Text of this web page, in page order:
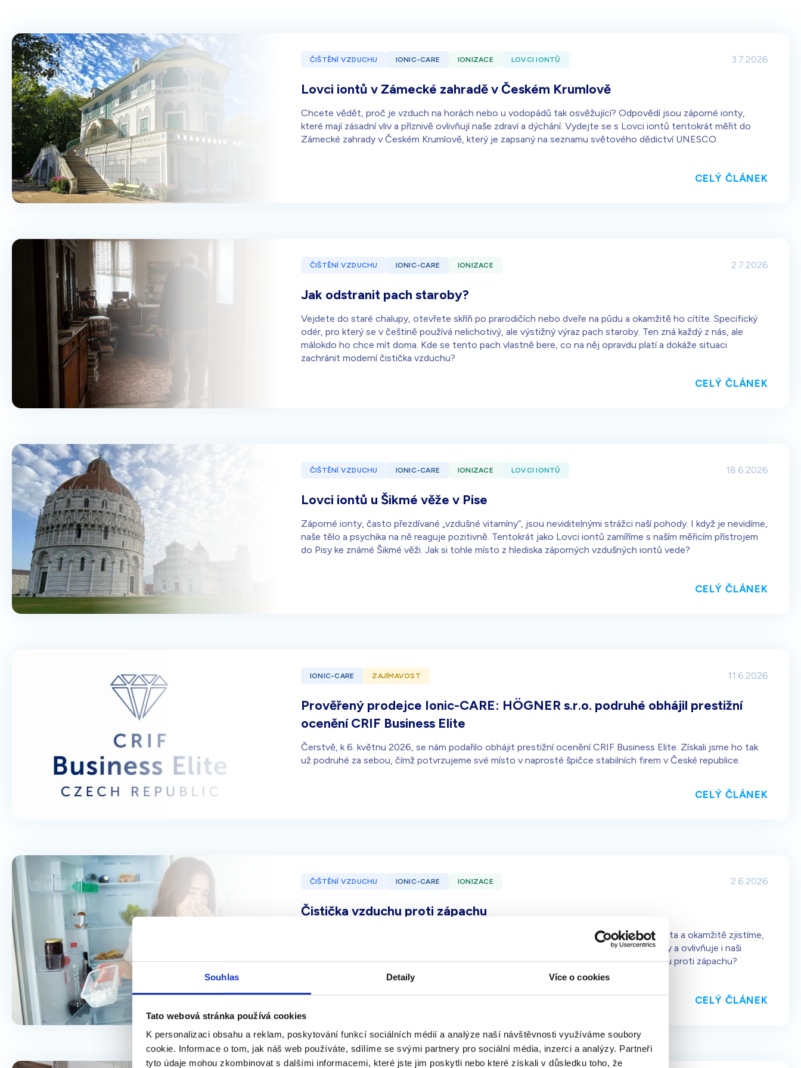
Souhlas Detaily Více o cookies
Tato webová stránka používá cookies
K personalizaci obsahu a reklam, poskytování funkcí sociálních médií a analýze naší návštěvnosti využíváme soubory
cookie. Informace o tom, jak náš web používáte, sdílíme se svými partnery pro sociální média, inzerci a analýzy. Partneři
tyto údaje mohou zkombinovat s dalšími informacemi, které jste jim poskytli nebo které získali v důsledku toho, že
ČIŠTĚNÍ VZDUCHU IONIC-CARE IONIZACE LOVCI IONTŮ 3.7.2026
Lovci iontů v Zámecké zahradě v Českém Krumlově
Chcete vědět, proč je vzduch na horách nebo u vodopádů tak osvěžující? Odpovědí jsou záporné ionty,
které mají zásadní vliv a příznivě ovlivňují naše zdraví a dýchání. Vydejte se s Lovci iontů tentokrát měřit do
Zámecké zahrady v Českém Krumlově, který je zapsaný na seznamu světového dědictví UNESCO.
CELÝ ČLÁNEK
ČIŠTĚNÍ VZDUCHU IONIC-CARE IONIZACE 2.7.2026
Jak odstranit pach staroby?
Vejdete do staré chalupy, otevřete skříň po prarodičích nebo dveře na půdu a okamžitě ho cítíte. Specifický
odér, pro který se v češtině používá nelichotivý, ale výstižný výraz pach staroby. Ten zná každý z nás, ale
málokdo ho chce mít doma. Kde se tento pach vlastně bere, co na něj opravdu platí a dokáže situaci
zachránit moderní čistička vzduchu?
CELÝ ČLÁNEK
ČIŠTĚNÍ VZDUCHU IONIC-CARE IONIZACE LOVCI IONTŮ 18.6.2026
Lovci iontů u Šikmé věže v Pise
Záporné ionty, často přezdívané „vzdušné vitamíny“, jsou neviditelnými strážci naší pohody. I když je nevidíme,
naše tělo a psychika na ně reaguje pozitivně. Tentokrát jako Lovci iontů zamíříme s naším měřicím přístrojem
do Pisy ke známé Šikmé věži. Jak si tohle místo z hlediska záporných vzdušných iontů vede?
CELÝ ČLÁNEK
IONIC-CARE ZAJÍMAVOST 11.6.2026
Prověřený prodejce Ionic-CARE: HÖGNER s.r.o. podruhé obhájil prestižní
ocenění CRIF Business Elite
Čerstvě, k 6. květnu 2026, se nám podařilo obhájit prestižní ocenění CRIF Business Elite. Získali jsme ho tak
už podruhé za sebou, čímž potvrzujeme své místo v naprosté špičce stabilních firem v České republice.
CELÝ ČLÁNEK
ČIŠTĚNÍ VZDUCHU IONIC-CARE IONIZACE 2.6.2026
Čistička vzduchu proti zápachu
Čich často bereme jako samozřejmost. Stačí ale jedna rýma nebo jeho krátkodobá ztráta a okamžitě zjistíme,
jak moc jsme bez něj ztracení. Pomáhá nám rozpoznat nebezpečí, připomíná vzpomínky a ovlivňuje i naši
psychickou pohodu. Jak si tedy doma udržet svěží prostředí a funguje čistička vzduchu proti zápachu?
CELÝ ČLÁNEK
Skladem - doprava zdarma